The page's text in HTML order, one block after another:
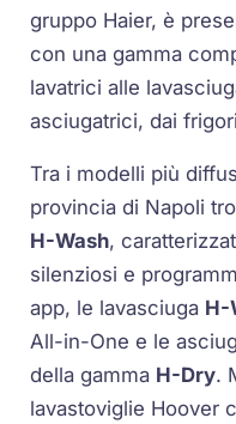
gruppo Haier, è
con una gamma
lavatrici alle
asciugatrici, dai
Tra i modelli più
provincia di Napoli
H-Wash,
silenziosi e
app, le lavasciuga H-
All-in-One e le
della gamma H-Dry.
lavastoviglie Hoover